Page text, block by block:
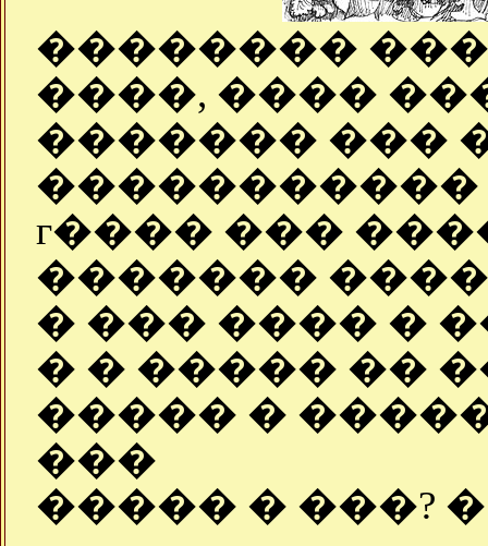
��������
����, ����
������� ���
�����������
г���� ���
�������
� ��� ���� �
� � ����� ��
����� �
���
����� � ���?